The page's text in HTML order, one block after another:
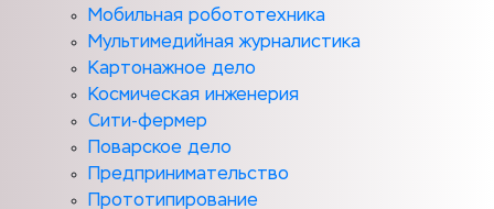
Мобильная робототехника
Мультимедийная журналистика
Картонажное дело
Космическая инженерия
Сити-фермер
Поварское дело
Предпринимательство
Прототипирование